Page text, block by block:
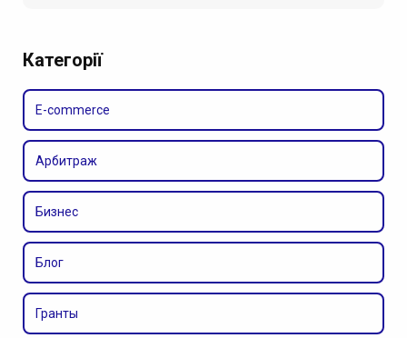
Категорії
E-commerce
Арбитраж
Бизнес
Блог
Гранты